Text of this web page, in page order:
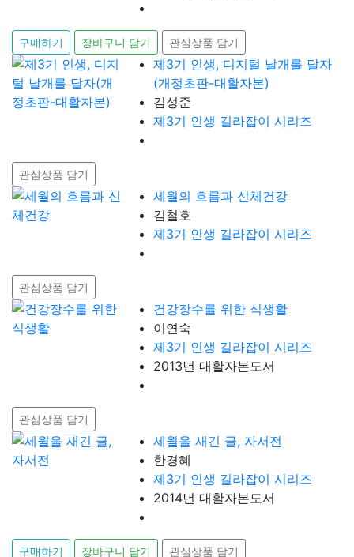
구매하기 장바구니 담기 관심상품 담기
제3기 인생, 디지털 날개를 달자
(개정초판-대활자본)
김성준
제3기 인생 길라잡이 시리즈
관심상품 담기
세월의 흐름과 신체건강
김철호
제3기 인생 길라잡이 시리즈
관심상품 담기
건강장수를 위한 식생활
이연숙
제3기 인생 길라잡이 시리즈
2013년 대활자본도서
관심상품 담기
세월을 새긴 글, 자서전
한경혜
제3기 인생 길라잡이 시리즈
2014년 대활자본도서
구매하기 장바구니 담기 관심상품 담기